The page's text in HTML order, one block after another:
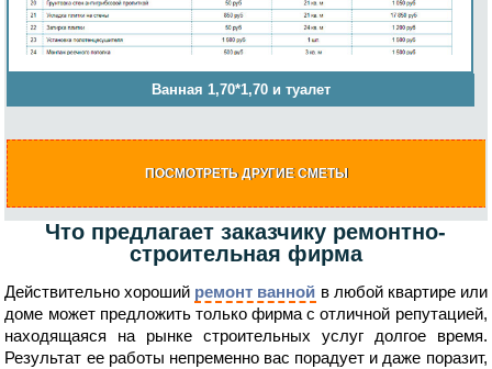
Ванная 1,70*1,70 и туалет
ПОСМОТРЕТЬ ДРУГИЕ СМЕТЫ
Что предлагает заказчику ремонтно-
строительная фирма
Действительно хороший ремонт ванной в любой квартире или
доме может предложить только фирма с отличной репутацией,
находящаяся на рынке строительных услуг долгое время.
Результат ее работы непременно вас порадует и даже поразит,